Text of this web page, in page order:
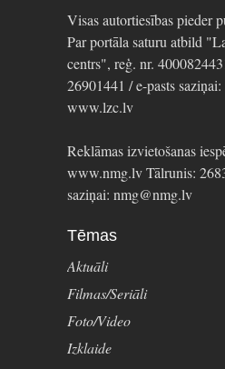
Visas autortiesības pieder
Par portāla saturu atbild
centrs", reģ. nr.
26901441 / e-pasts
www.lzc.lv
Reklāmas izvietošanas
www.nmg.lv Tālrunis:
saziņai: nmg@nmg.lv
Tēmas
Aktuāli
Filmas/Seriāli
Foto/Video
Izklaide